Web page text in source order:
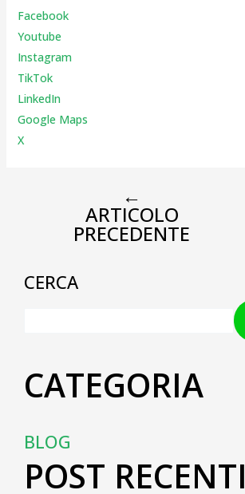
Facebook
Youtube
Instagram
TikTok
LinkedIn
Google Maps
X
←
ARTICOLO
PRECEDENTE
CERCA
CATEGORIA
BLOG
POST RECENTI